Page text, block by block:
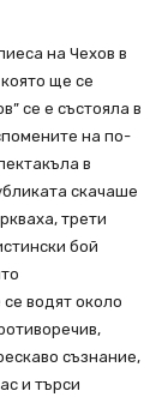
на Чехов в
ще се
се е състояла в
на по-
в
скачаше
трети
бой
се водят около
съзнание,
и търси